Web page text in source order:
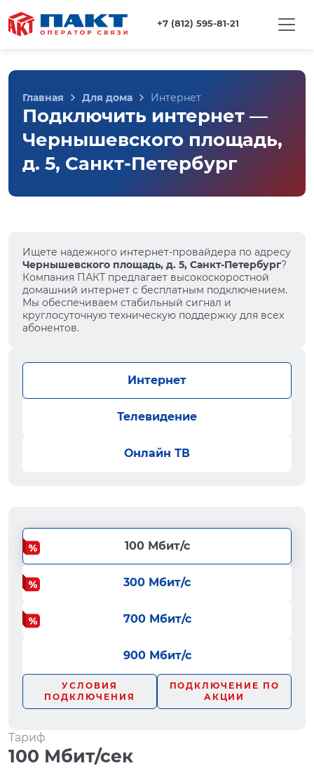
+7 (812) 595-81-21
Главная Для дома Интернет
Подключить интернет —
Чернышевского площадь,
д. 5, Санкт-Петербург
Ищете надежного интернет-провайдера по адресу
Чернышевского площадь, д. 5, Санкт-Петербург?
Компания ПАКТ предлагает высокоскоростной
домашний интернет с бесплатным подключением.
Мы обеспечиваем стабильный сигнал и
круглосуточную техническую поддержку для всех
абонентов.
Интернет
Телевидение
Онлайн ТВ
100 Мбит/с
300 Мбит/с
700 Мбит/с
900 Мбит/с
УСЛОВИЯ
ПОДКЛЮЧЕНИЯ
ПОДКЛЮЧЕНИЕ ПО
АКЦИИ
Тариф
100 Мбит/сек